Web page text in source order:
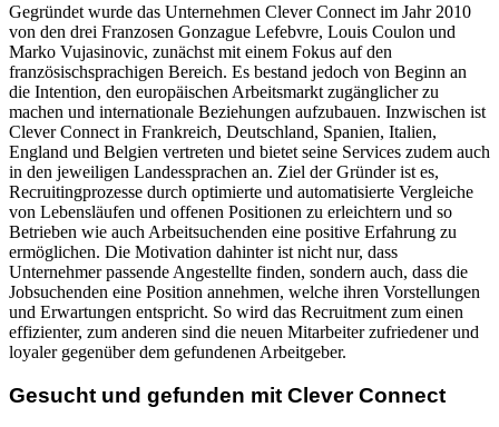
Gegründet wurde das Unternehmen Clever Connect im Jahr 2010
von den drei Franzosen Gonzague Lefebvre, Louis Coulon und
Marko Vujasinovic, zunächst mit einem Fokus auf den
französischsprachigen Bereich. Es bestand jedoch von Beginn an
die Intention, den europäischen Arbeitsmarkt zugänglicher zu
machen und internationale Beziehungen aufzubauen. Inzwischen ist
Clever Connect in Frankreich, Deutschland, Spanien, Italien,
England und Belgien vertreten und bietet seine Services zudem auch
in den jeweiligen Landessprachen an. Ziel der Gründer ist es,
Recruitingprozesse durch optimierte und automatisierte Vergleiche
von Lebensläufen und offenen Positionen zu erleichtern und so
Betrieben wie auch Arbeitsuchenden eine positive Erfahrung zu
ermöglichen. Die Motivation dahinter ist nicht nur, dass
Unternehmer passende Angestellte finden, sondern auch, dass die
Jobsuchenden eine Position annehmen, welche ihren Vorstellungen
und Erwartungen entspricht. So wird das Recruitment zum einen
effizienter, zum anderen sind die neuen Mitarbeiter zufriedener und
loyaler gegenüber dem gefundenen Arbeitgeber.
Gesucht und gefunden mit Clever Connect